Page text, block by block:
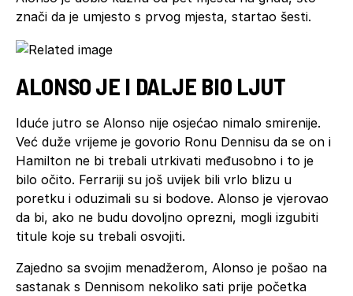
znači da je umjesto s prvog mjesta, startao šesti.
ALONSO JE I DALJE BIO LJUT
Iduće jutro se Alonso nije osjećao nimalo smirenije.
Već duže vrijeme je govorio Ronu Dennisu da se on i
Hamilton ne bi trebali utrkivati međusobno i to je
bilo očito. Ferrariji su još uvijek bili vrlo blizu u
poretku i oduzimali su si bodove. Alonso je vjerovao
da bi, ako ne budu dovoljno oprezni, mogli izgubiti
titule koje su trebali osvojiti.
Zajedno sa svojim menadžerom, Alonso je pošao na
sastanak s Dennisom nekoliko sati prije početka